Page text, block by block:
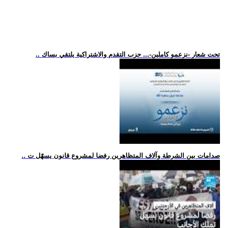
.. تحت شعار -نزعمو كاملين-... حزب التقدم والاشتراكية يلتقي بساك
.. صدامات بين الشرطة وآلاف المتظاهرين رفضا لمشروع قانون يسهّل ت